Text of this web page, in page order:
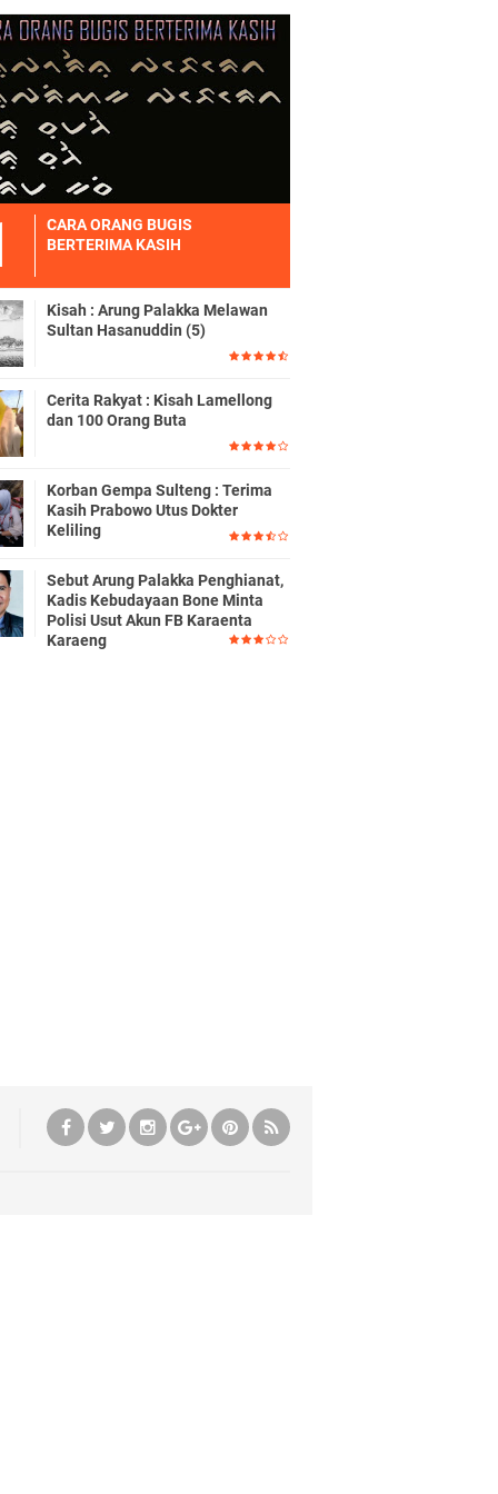
CARA ORANG BUGIS
BERTERIMA KASIH
Kisah : Arung Palakka Melawan
Sultan Hasanuddin (5)
Cerita Rakyat : Kisah Lamellong
dan 100 Orang Buta
Korban Gempa Sulteng : Terima
Kasih Prabowo Utus Dokter
Keliling
Sebut Arung Palakka Penghianat,
Kadis Kebudayaan Bone Minta
Polisi Usut Akun FB Karaenta
Karaeng